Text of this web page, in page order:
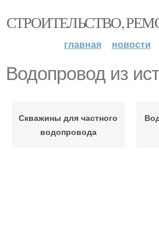
СТРОИТЕЛЬСТВО,
главная новости
Водопровод из
Скважины для частного
водопровода